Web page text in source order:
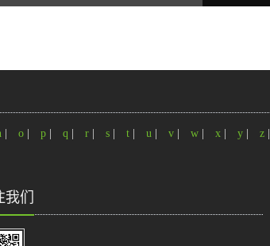
o p q r s t u v w x y z
我们